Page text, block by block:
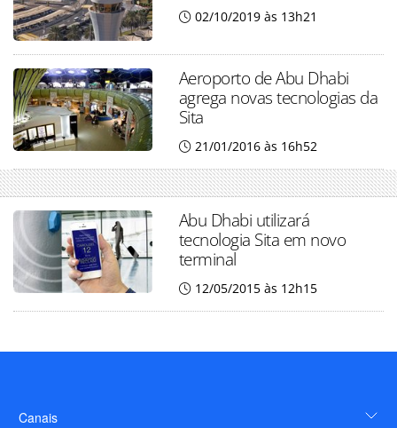
02/10/2019 às 13h21
Aeroporto de Abu Dhabi
agrega novas tecnologias da
Sita
21/01/2016 às 16h52
Abu Dhabi utilizará
tecnologia Sita em novo
terminal
12/05/2015 às 12h15
Canais